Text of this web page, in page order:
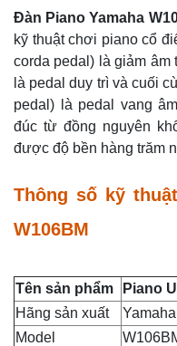
Đàn Piano Yamaha
kỹ thuật chơi piano cổ
corda pedal) là giảm âm
là pedal duy trì và cuối
pedal) là pedal vang
đúc từ đồng nguyên
được độ bền hàng trăm
Thông số kỹ
W106BM
Tên sản phẩm
Piano
Hãng sản xuất
Yamaha
Model